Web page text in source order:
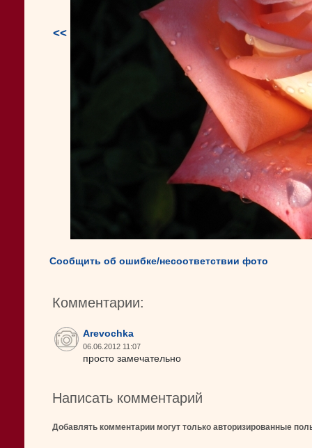
<<
Сообщить об ошибке/несоответствии фото
Комментарии:
Arevochka
06.06.2012 11:07
просто замечательно
Написать комментарий
Добавлять комментарии могут только авторизированные